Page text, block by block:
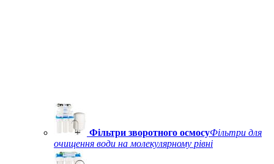
Фільтри зворотного осмосуФільтри для
очищення води на молекулярному рівні